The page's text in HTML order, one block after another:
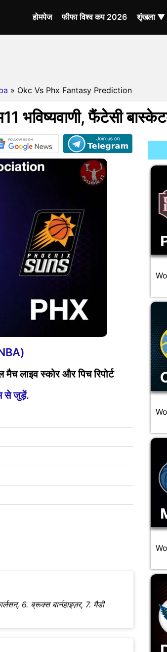
होमपेज फीफा विश्व कप 2026 शृंखला ▼
» Okc Vs Phx Fantasy Prediction
भविष्यवाणी, फैंटेसी
लाइव स्कोर और पिच रिपोर्ट
से जुड़ें.
6. ब्रूक्स बार्नहाइज़र, 7. मैडी